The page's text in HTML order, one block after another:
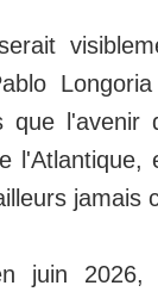
que l'avenir
l'Atlantique,
jamais
juin